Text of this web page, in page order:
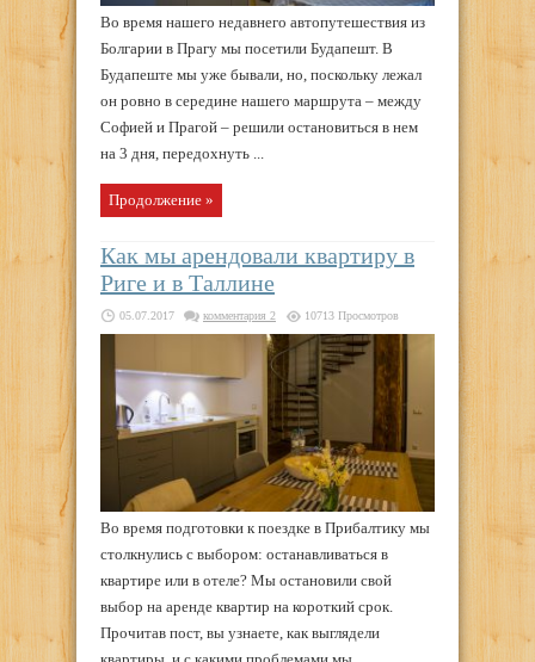
Во время нашего недавнего автопутешествия из
Болгарии в Прагу мы посетили Будапешт. В
Будапеште мы уже бывали, но, поскольку лежал
он ровно в середине нашего маршрута – между
Софией и Прагой – решили остановиться в нем
на 3 дня, передохнуть ...
Продолжение »
Как мы арендовали квартиру в
Риге и в Таллине
05.07.2017 комментария 2 10713 Просмотров
Во время подготовки к поездке в Прибалтику мы
столкнулись с выбором: останавливаться в
квартире или в отеле? Мы остановили свой
выбор на аренде квартир на короткий срок.
Прочитав пост, вы узнаете, как выглядели